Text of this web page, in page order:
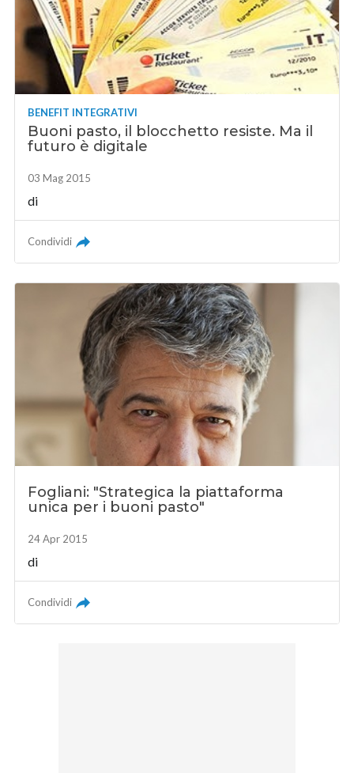
BENEFIT INTEGRATIVI
Buoni pasto, il blocchetto resiste. Ma il
futuro è digitale
03 Mag 2015
di
Condividi
Fogliani: "Strategica la piattaforma
unica per i buoni pasto"
24 Apr 2015
di
Condividi